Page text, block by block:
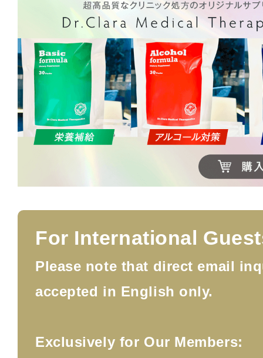
For International
Please note that direct email
accepted in English only.
Exclusively for Our Members: